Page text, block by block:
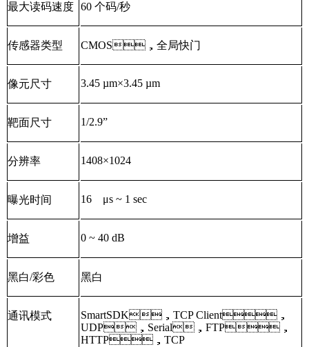
最大读码速度 60 个码/秒
传感器类型 CMOS，全局快门
像元尺寸 3.45 µm×3.45 µm
靶面尺寸 1/2.9”
分辨率 1408×1024
曝光时间 16 μs ~ 1 sec
增益 0 ~ 40 dB
黑白/彩色 黑白
通讯模式
SmartSDK，TCP Client，
UDP，Serial，FTP，
HTTP，TCP